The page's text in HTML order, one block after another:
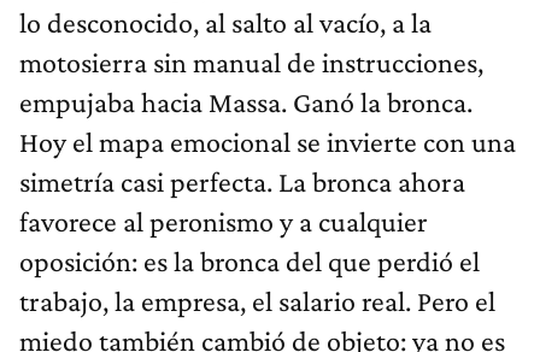
lo desconocido, al salto al vacío, a la
motosierra sin manual de instrucciones,
empujaba hacia Massa. Ganó la bronca.
Hoy el mapa emocional se invierte con una
simetría casi perfecta. La bronca ahora
favorece al peronismo y a cualquier
oposición: es la bronca del que perdió el
trabajo, la empresa, el salario real. Pero el
miedo también cambió de objeto: ya no es